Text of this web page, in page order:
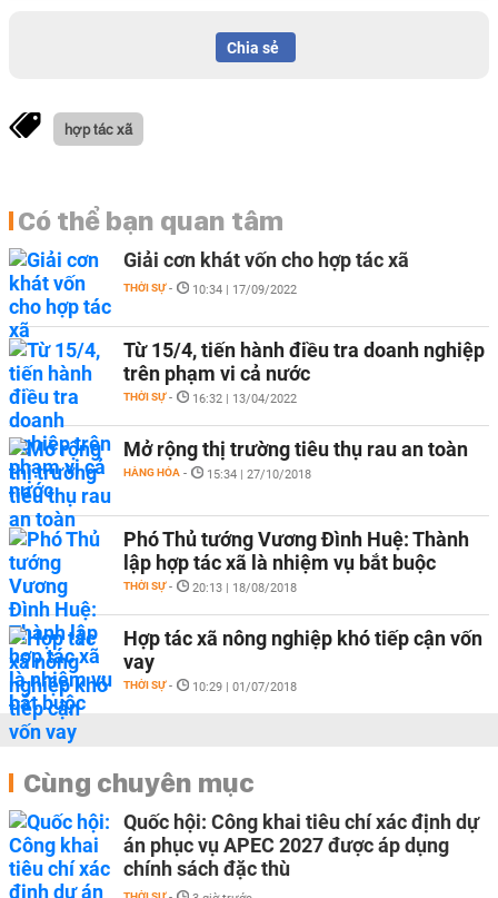
Chia sẻ
hợp tác xã
Có thể bạn quan tâm
Giải cơn khát vốn cho hợp tác xã
THỜI SỰ - 10:34 | 17/09/2022
Từ 15/4, tiến hành điều tra doanh nghiệp
trên phạm vi cả nước
THỜI SỰ - 16:32 | 13/04/2022
Mở rộng thị trường tiêu thụ rau an toàn
HÀNG HÓA - 15:34 | 27/10/2018
Phó Thủ tướng Vương Đình Huệ: Thành
lập hợp tác xã là nhiệm vụ bắt buộc
THỜI SỰ - 20:13 | 18/08/2018
Hợp tác xã nông nghiệp khó tiếp cận vốn
vay
THỜI SỰ - 10:29 | 01/07/2018
Cùng chuyên mục
Quốc hội: Công khai tiêu chí xác định dự
án phục vụ APEC 2027 được áp dụng
chính sách đặc thù